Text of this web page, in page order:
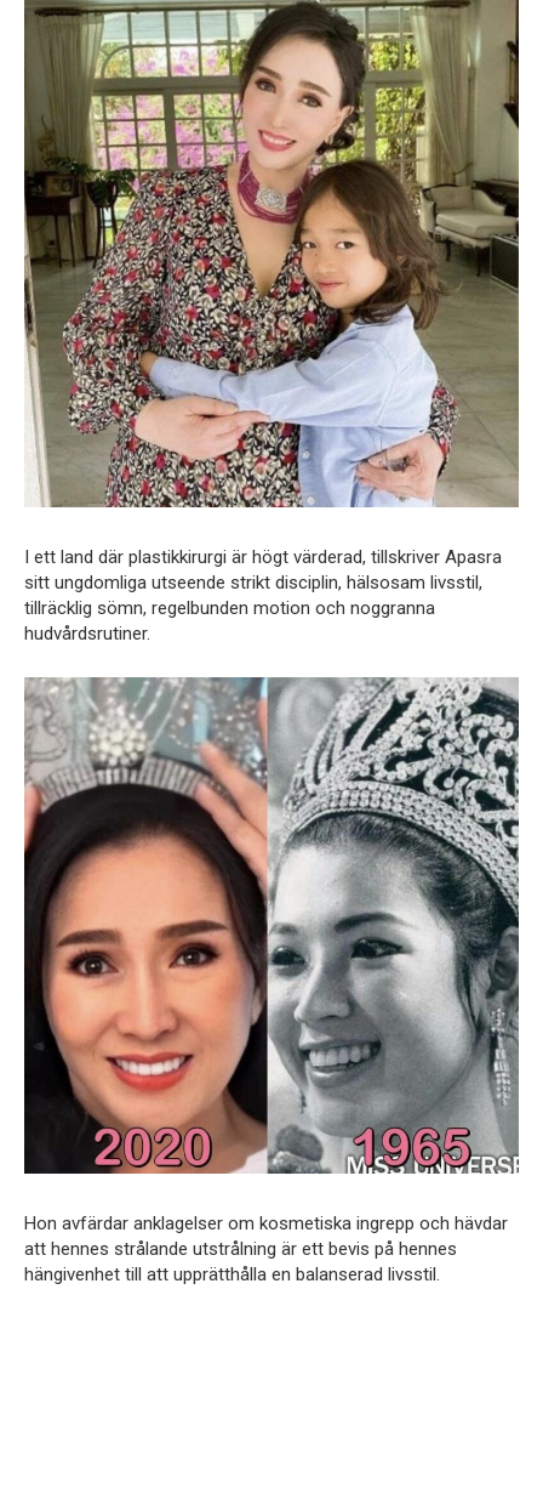
I ett land där plastikkirurgi är högt värderad, tillskriver Apasra
sitt ungdomliga utseende strikt disciplin, hälsosam livsstil,
tillräcklig sömn, regelbunden motion och noggranna
hudvårdsrutiner.
Hon avfärdar anklagelser om kosmetiska ingrepp och hävdar
att hennes strålande utstrålning är ett bevis på hennes
hängivenhet till att upprätthålla en balanserad livsstil.